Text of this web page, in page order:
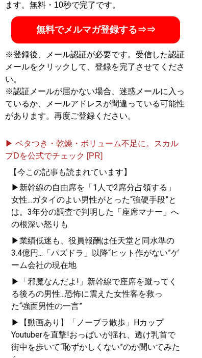
ます。無料・10秒で完了です。
無料でメルマガ登録する⇒⇒
※登録後、メール認証が必要です。受信した認証
メールをクリックして、登録を完了させてくださ
い。
※認証メールが届かない場合、迷惑メールに入っ
ているか、メールアドレスが間違っている可能性
があります。再度ご登録ください。
▶ ベタつき・乾燥・ボリューム不足に。スカル
プDを公式でチェック [PR]
【今この記事も読まれています】
▶新幹線の自由席を「1人で2席分占領する」
女性...ガタイのよい男性がとった“強硬手段”と
は。3年分の調査で判明した「座席マナー」へ
の根深い怒りも
▶業績低迷も、役員報酬は任天堂と同水準の
3.4億円...「パズドラ」以降“ヒット作がない”ゲ
ーム会社の現在地
▶「邪魔なんだよ!」新幹線で座席を蹴ってく
る後ろの男性...恐怖に震えた女性客を救っ
た“強面男性の一言”
▶【動画あり】「ノーブラ散歩」Hカップ
Youtuberを直撃!おっぱいが揺れ、透け乳首で
街中を歩いて“恥ずかしくない”のか聞いてみた